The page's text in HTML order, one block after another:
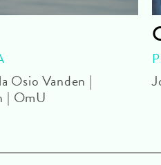
Osio Vanden |
| OmU